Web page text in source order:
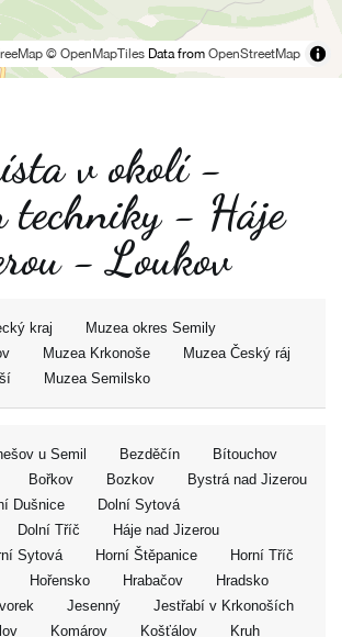
© OpenMapTiles Data from OpenStreetMap
v okolí -
techniky - Háje
- Loukov
kraj
Muzea okres Semily
Muzea Krkonoše
Muzea Český ráj
Muzea Semilsko
u Semil Bezděčín
Bítouchov
Bořkov Bozkov
Bystrá nad Jizerou
Dušnice
Dolní Sytová
Dolní Tříč
Háje nad Jizerou
Sytová Horní Štěpanice
Horní Tříč
Hořensko Hrabačov
Hradsko
Jesenný
Jestřabí v Krkonoších
Komárov Košťálov Kruh